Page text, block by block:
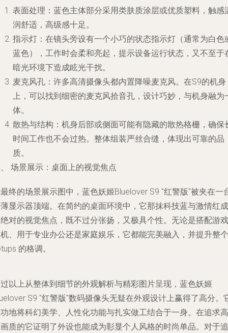
表面处理 ：蓝色主体部分采用类肤质涂层或优质塑料，触感
润舒适，高级感十足。
指示灯 ：在镜头旁设有一个小巧的状态指示灯（通常为白色
蓝色），工作时会柔和亮起，提示设备运行状态，又不至于
暗光环境下造成眩光干扰。
麦克风孔 ：许多高清摄像头都内置降噪麦克风。在S9的机身
上，可以找到细密的麦克风拾音孔，设计巧妙，与机身融为
体。
散热与结构 ：机身后部或侧面可能有隐藏的散热格栅，确保
时间工作也不会过热。整体组装严丝合缝，体现出可靠的品
质。
场景展示：桌面上的视觉焦点
终的场景展示图中，蓝色妖姬Bluelover S9 "红警版"被夹在一
显示器顶端。在简约的桌面环境中，它那抹科技蓝与激情红成
对的视觉焦点，既不过分张扬，又极具个性。无论是搭配游戏
、用于专业办公还是家庭娱乐，它都能完美融入，并提升整个
的格调。
以上从整体到细节的外观解析与精彩图片呈现，蓝色妖姬
S9 "红警版"数码摄像头无疑在外观设计上赢得了高分。
地将科幻美学、人性化功能与扎实做工结合于一身。在追求高
质的它证明了外设也能成为彰显个人风格的时尚单品。对于追